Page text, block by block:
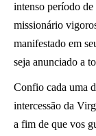
intenso período
missionário
manifestado em
seja anunciado a
Confio cada uma
intercessão da
a fim de que vos